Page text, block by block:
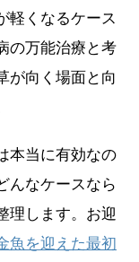
軽くなるケース
の万能治療と考
が向く場面と向
本当に有効なの
んなケースなら
理します。お迎
魚を迎えた最初